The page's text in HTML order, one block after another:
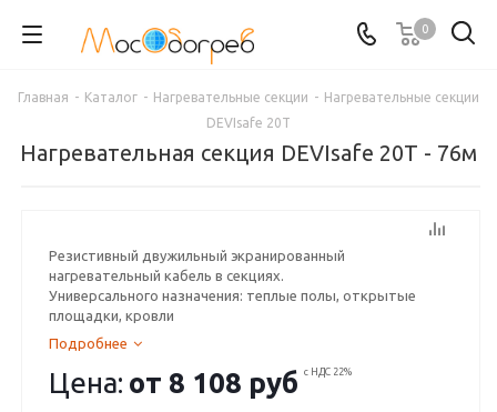
0
Главная - Каталог - Нагревательные секции - Нагревательные секции
DEVIsafe 20T
Нагревательная секция DEVIsafe 20T - 76м
Резистивный двужильный экранированный
нагревательный кабель в секциях.
Универсального назначения: теплые полы, открытые
площадки, кровли
Подробнее
Цена: от 8 108 руб с НДС 22%